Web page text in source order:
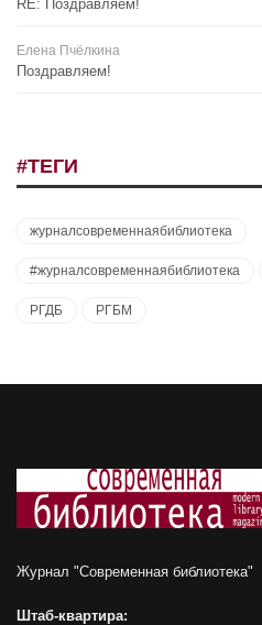
RE: Поздравляем!
Елена Пчёлкина
Поздравляем!
#ТЕГИ
журналсовременнаябиблиотека
#журналсовременнаябиблиотека
РГДБ РГБМ
Журнал "Современная библиотека"
Штаб-квартира: